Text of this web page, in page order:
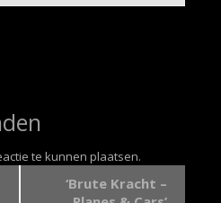
te kunnen plaatsen.
‘Brute Kracht –